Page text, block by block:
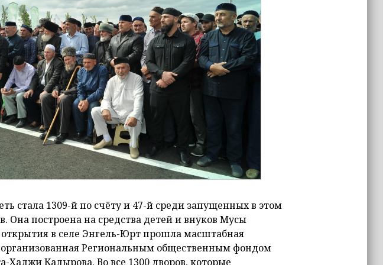
стала 1309-й по счёту и 47-й среди запущенных в этом
Она построена на средства детей и внуков Мусы
в селе Энгель-Юрт прошла масштабная
организованная Региональным общественным фондом
Хаджи Кадырова. Во все 1300 дворов, которые